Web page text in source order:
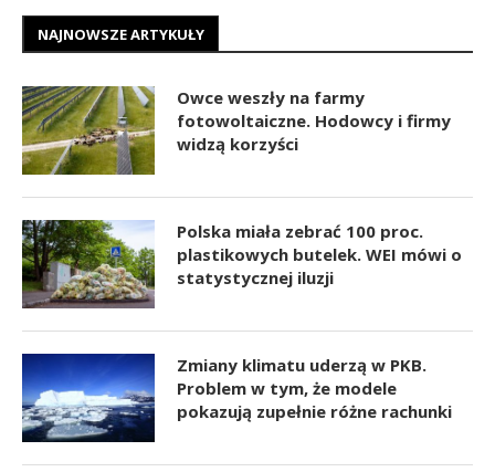
NAJNOWSZE ARTYKUŁY
Owce weszły na farmy
fotowoltaiczne. Hodowcy i firmy
widzą korzyści
Polska miała zebrać 100 proc.
plastikowych butelek. WEI mówi o
statystycznej iluzji
Zmiany klimatu uderzą w PKB.
Problem w tym, że modele
pokazują zupełnie różne rachunki